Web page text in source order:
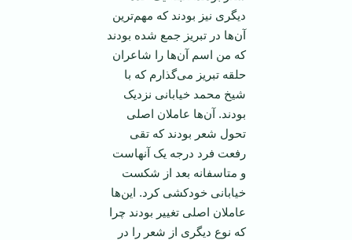
دیگری نیز بودند که مهم‌ترین
آن‌ها در تبریز جمع شده بودند
که من اسم آن‌ها را شاعران
حلقه تبریز می‌گذارم که با
شیخ محمد خیابانی نزدیک
بودند. آن‌ها عاملان اصلی
تحول شعر بودند که تقی
رفعت فرد درجه یک آنهاست
و متاسفانه بعد از شکست
خیابانی خودکشی کرد. این‌ها
عاملان اصلی تغییر بودند چرا
که نوع دیگری از شعر را در